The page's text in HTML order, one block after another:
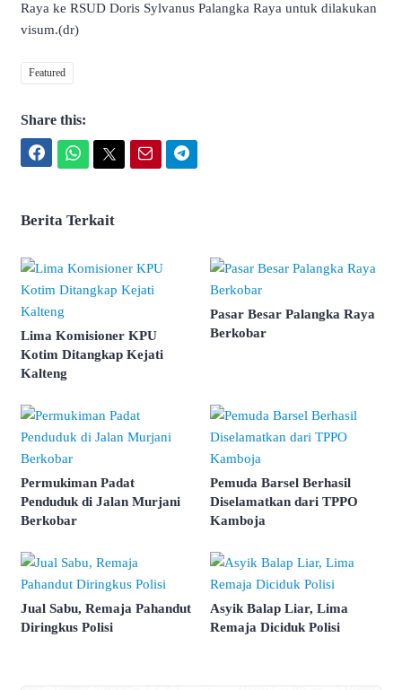
Raya ke RSUD Doris Sylvanus Palangka Raya untuk dilakukan
visum.(dr)
Featured
Share this:
Berita Terkait
Lima Komisioner KPU
Kotim Ditangkap Kejati
Kalteng
Pasar Besar Palangka Raya
Berkobar
Permukiman Padat
Penduduk di Jalan Murjani
Berkobar
Pemuda Barsel Berhasil
Diselamatkan dari TPPO
Kamboja
Jual Sabu, Remaja Pahandut
Diringkus Polisi
Asyik Balap Liar, Lima
Remaja Diciduk Polisi